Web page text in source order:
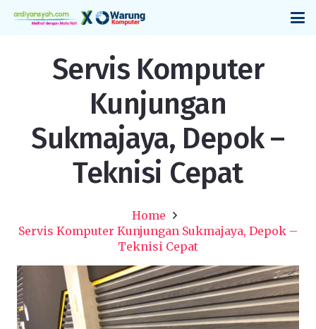
Servis Komputer
Kunjungan
Sukmajaya, Depok –
Teknisi Cepat
Home
Servis Komputer Kunjungan Sukmajaya, Depok –
Teknisi Cepat